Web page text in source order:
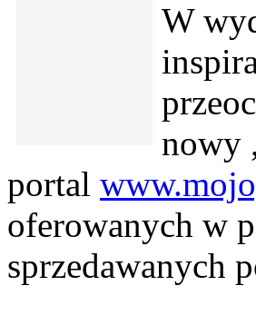
W
nowy
portal
oferowanych w
sprzedawanych